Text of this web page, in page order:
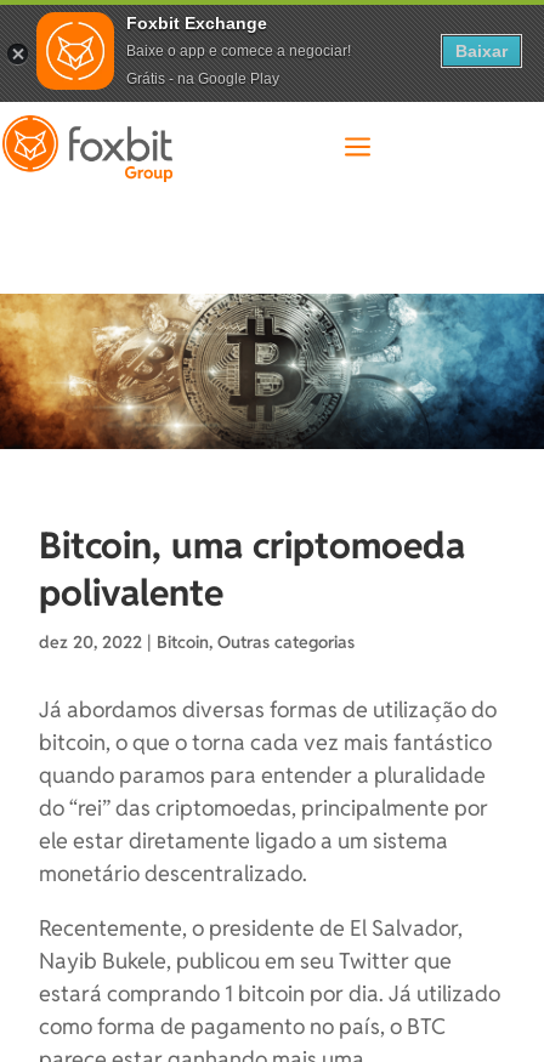
a
Bitcoin, uma criptomoeda
polivalente
dez 20, 2022 | Bitcoin, Outras categorias
Já abordamos diversas formas de utilização do
bitcoin, o que o torna cada vez mais fantástico
quando paramos para entender a pluralidade
do “rei” das criptomoedas, principalmente por
ele estar diretamente ligado a um sistema
monetário descentralizado.
Recentemente, o presidente de El Salvador,
Nayib Bukele, publicou em seu Twitter que
estará comprando 1 bitcoin por dia. Já utilizado
como forma de pagamento no país, o BTC
Foxbit Exchange
Baixe o app e comece a negociar!
Grátis - na Google Play
Baixar